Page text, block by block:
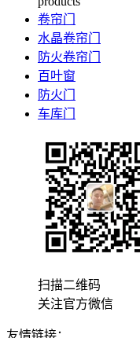
卷帘门
水晶卷帘门
防火卷帘门
百叶窗
防火门
车库门
扫描二维码
关注官方微信
友情链接：